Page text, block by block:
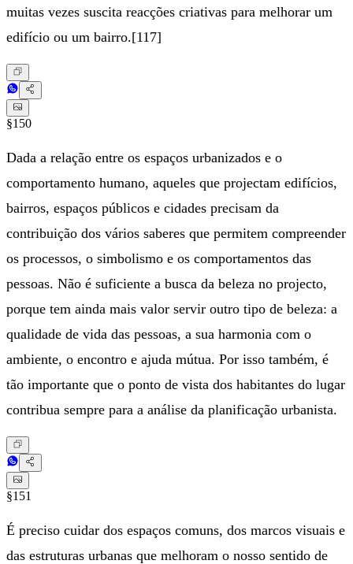
muitas vezes suscita reacções criativas para melhorar um
edifício ou um bairro.[117]
§150
Dada a relação entre os espaços urbanizados e o
comportamento humano, aqueles que projectam edifícios,
bairros, espaços públicos e cidades precisam da
contribuição dos vários saberes que permitem compreender
os processos, o simbolismo e os comportamentos das
pessoas. Não é suficiente a busca da beleza no projecto,
porque tem ainda mais valor servir outro tipo de beleza: a
qualidade de vida das pessoas, a sua harmonia com o
ambiente, o encontro e ajuda mútua. Por isso também, é
tão importante que o ponto de vista dos habitantes do lugar
contribua sempre para a análise da planificação urbanista.
§151
É preciso cuidar dos espaços comuns, dos marcos visuais e
das estruturas urbanas que melhoram o nosso sentido de